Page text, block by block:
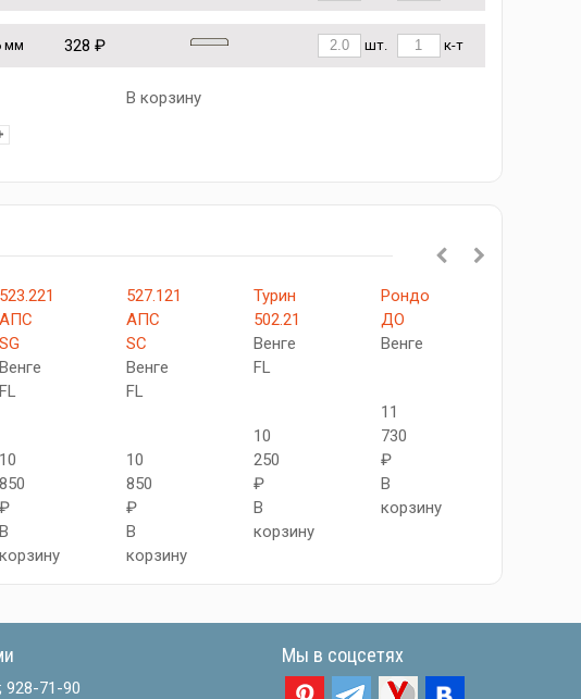
мм 328 ₽ шт. к-т
В корзину
523.221
АПC
SG
Венге
FL
10
850
₽
В
корзину
527.121
АПС
SC
Венге
FL
10
850
₽
В
корзину
Турин
502.21
Венге
FL
10
250
₽
В
корзину
Рондо
ДО
Венге
11
730
₽
В
корзину
; 928-71-90
Мы в соцсетях